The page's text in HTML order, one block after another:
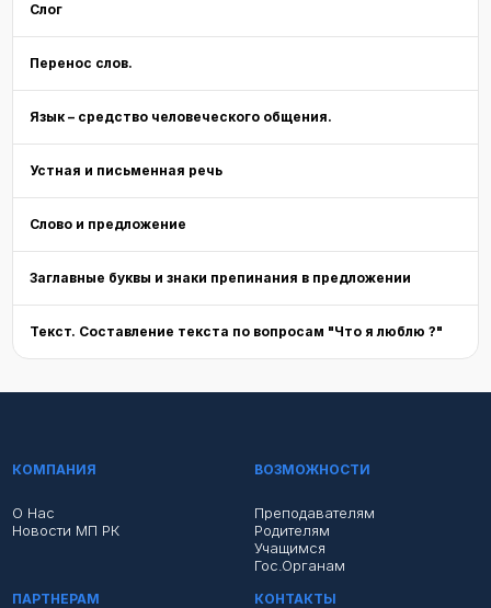
Слог
Перенос слов.
Язык – средство человеческого общения.
Устная и письменная речь
Слово и предложение
Заглавные буквы и знаки препинания в предложении
Текст. Составление текста по вопросам "Что я люблю ?"
КОМПАНИЯ
О Нас
Новости МП РК
ВОЗМОЖНОСТИ
Преподавателям
Родителям
Учащимся
Гос.органам
ПАРТНЕРАМ КОНТАКТЫ